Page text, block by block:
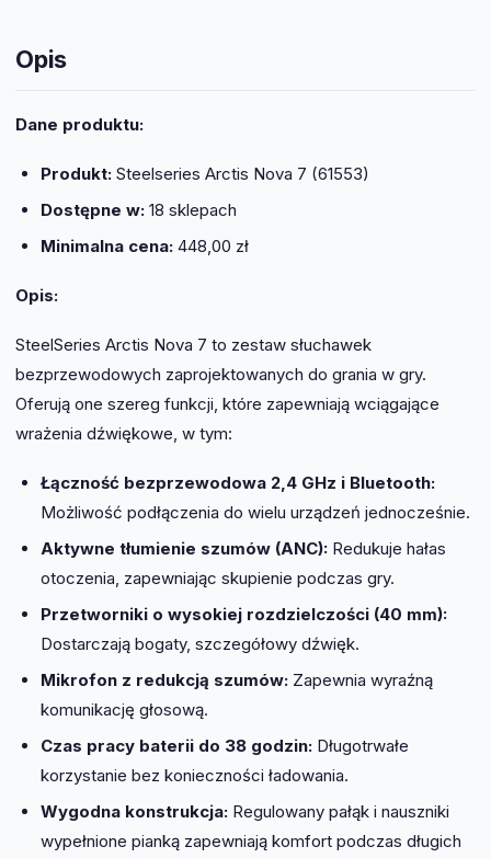
Opis
Dane produktu:
Produkt:Steelseries Arctis Nova 7 (61553)
Dostępne w:18 sklepach
Minimalna cena:448,00 zł
Opis:
SteelSeries Arctis Nova 7 to zestaw słuchawek
bezprzewodowych zaprojektowanych do grania w gry.
Oferują one szereg funkcji, które zapewniają wciągające
wrażenia dźwiękowe, w tym:
Łączność bezprzewodowa 2,4 GHz i Bluetooth:
Możliwość podłączenia do wielu urządzeń jednocześnie.
Aktywne tłumienie szumów (ANC):Redukuje hałas
otoczenia, zapewniając skupienie podczas gry.
Przetworniki o wysokiej rozdzielczości (40 mm):
Dostarczają bogaty, szczegółowy dźwięk.
Mikrofon z redukcją szumów:Zapewnia wyraźną
komunikację głosową.
Czas pracy baterii do 38 godzin:Długotrwałe
korzystanie bez konieczności ładowania.
Wygodna konstrukcja:Regulowany pałąk i nauszniki
wypełnione pianką zapewniają komfort podczas długich